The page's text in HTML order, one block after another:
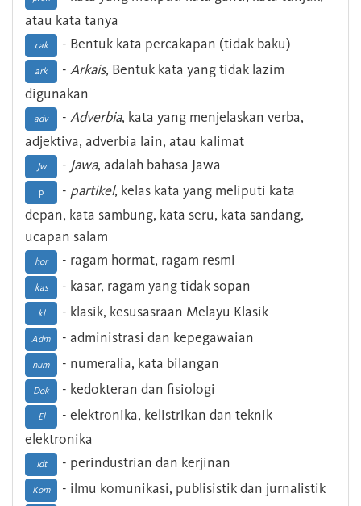
atau kata tanya
cak - Bentuk kata percakapan (tidak baku)
ark - Arkais, Bentuk kata yang tidak lazim
digunakan
adv - Adverbia, kata yang menjelaskan verba,
adjektiva, adverbia lain, atau kalimat
Jw - Jawa, adalah bahasa Jawa
p - partikel, kelas kata yang meliputi kata
depan, kata sambung, kata seru, kata sandang,
ucapan salam
hor - ragam hormat, ragam resmi
kas - kasar, ragam yang tidak sopan
kl - klasik, kesusasraan Melayu Klasik
Adm - administrasi dan kepegawaian
num - numeralia, kata bilangan
Dok - kedokteran dan fisiologi
El
- elektronika, kelistrikan dan teknik
elektronika
Idt - perindustrian dan kerjinan
Kom
- ilmu komunikasi, publisistik dan jurnalistik